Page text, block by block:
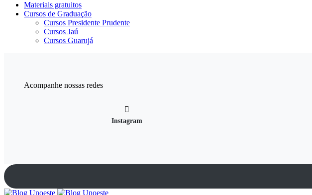
Materiais gratuitos
Cursos de Graduação
Cursos Presidente Prudente
Cursos Jaú
Cursos Guarujá
Acompanhe nossas redes
Instagram